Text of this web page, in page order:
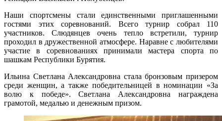
Наши спортсмены стали единственными приглашенными
гостями этих соревнований. Всего турнир собрал 110
участников. Слюдянцев очень тепло встретили, турнир
проходил в дружественной атмосфере. Наравне с любителями
участие в соревнованиях принимали мастера спорта по
шашкам Республики Бурятия.
Ильина Светлана Александровна стала бронзовым призером
среди женщин, а также победительницей в номинации «За
волю к победе». Светлана Александровна награждена
грамотой, медалью и денежным призом.